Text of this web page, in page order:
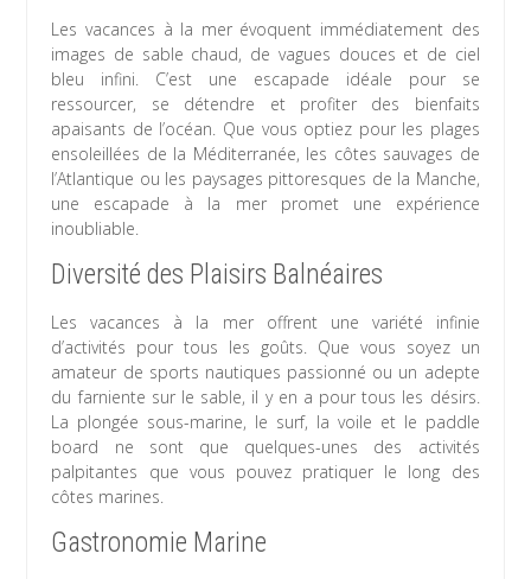
Les vacances à la mer évoquent immédiatement des
images de sable chaud, de vagues douces et de ciel
bleu infini. C’est une escapade idéale pour se
ressourcer, se détendre et profiter des bienfaits
apaisants de l’océan. Que vous optiez pour les plages
ensoleillées de la Méditerranée, les côtes sauvages de
l’Atlantique ou les paysages pittoresques de la Manche,
une escapade à la mer promet une expérience
inoubliable.
Diversité des Plaisirs Balnéaires
Les vacances à la mer offrent une variété infinie
d’activités pour tous les goûts. Que vous soyez un
amateur de sports nautiques passionné ou un adepte
du farniente sur le sable, il y en a pour tous les désirs.
La plongée sous-marine, le surf, la voile et le paddle
board ne sont que quelques-unes des activités
palpitantes que vous pouvez pratiquer le long des
côtes marines.
Gastronomie Marine